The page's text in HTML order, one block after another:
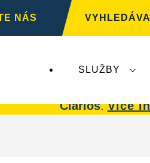
NÁS
SLUŽBY
Clarios.Více